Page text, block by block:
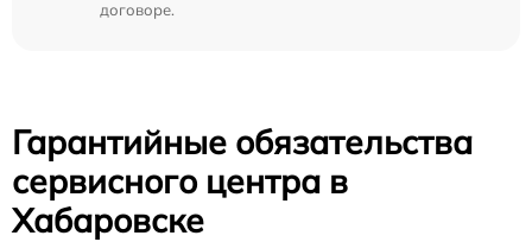
договоре.
Гарантийные обязательства
сервисного центра в
Хабаровске